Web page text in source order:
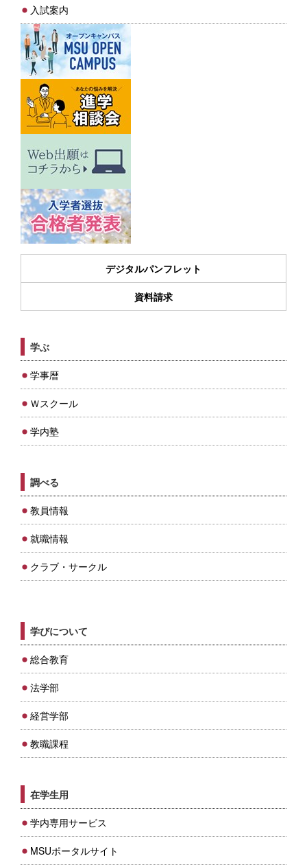
入試案内
デジタルパンフレット
資料請求
学ぶ
学事暦
Ｗスクール
学内塾
調べる
教員情報
就職情報
クラブ・サークル
学びについて
総合教育
法学部
経営学部
教職課程
在学生用
学内専用サービス
MSUポータルサイト